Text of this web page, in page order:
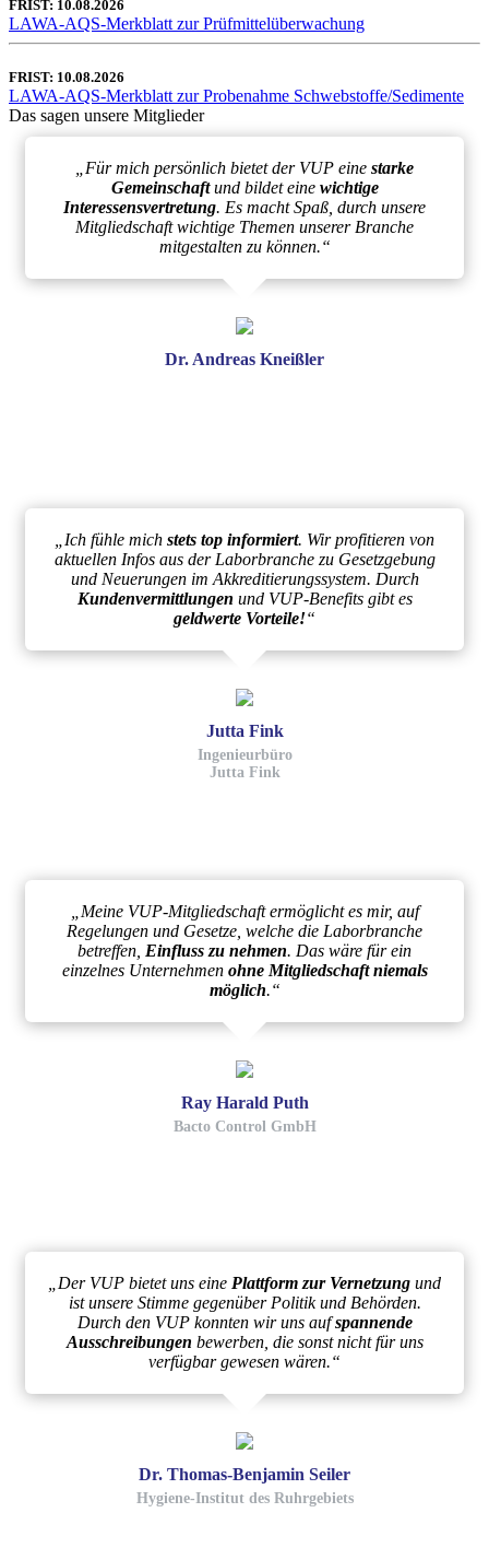
FRIST: 10.08.2026
LAWA-AQS-Merkblatt zur Prüfmittelüberwachung
FRIST: 10.08.2026
LAWA-AQS-Merkblatt zur Probenahme Schwebstoffe/Sedimente
Das sagen unsere Mitglieder
„Für mich persönlich bietet der VUP eine starke
Gemeinschaftund bildet eine wichtige
Interessensvertretung. Es macht Spaß, durch unsere
Mitgliedschaft wichtige Themen unserer Branche
mitgestalten zu können.“
Dr. Andreas Kneißler
„Ich fühle mich stets top informiert. Wir profitieren von
aktuellen Infos aus der Laborbranche zu Gesetzgebung
und Neuerungen im Akkreditierungssystem. Durch
Kundenvermittlungen und VUP-Benefits gibt es
geldwerte Vorteile!“
Jutta Fink
Ingenieurbüro
Jutta Fink
„Meine VUP-Mitgliedschaft ermöglicht es mir, auf
Regelungen und Gesetze, welche die Laborbranche
betreffen, Einfluss zu nehmen. Das wäre für ein
einzelnes Unternehmen ohne Mitgliedschaft niemals
möglich.“
Ray Harald Puth
Bacto Control GmbH
„Der VUP bietet uns eine Plattform zur Vernetzung und
ist unsere Stimme gegenüber Politik und Behörden.
Durch den VUP konnten wir uns aufspannende
Ausschreibungen bewerben, die sonst nicht für uns
verfügbar gewesen wären.“
Dr. Thomas-Benjamin Seiler
Hygiene-Institut des Ruhrgebiets